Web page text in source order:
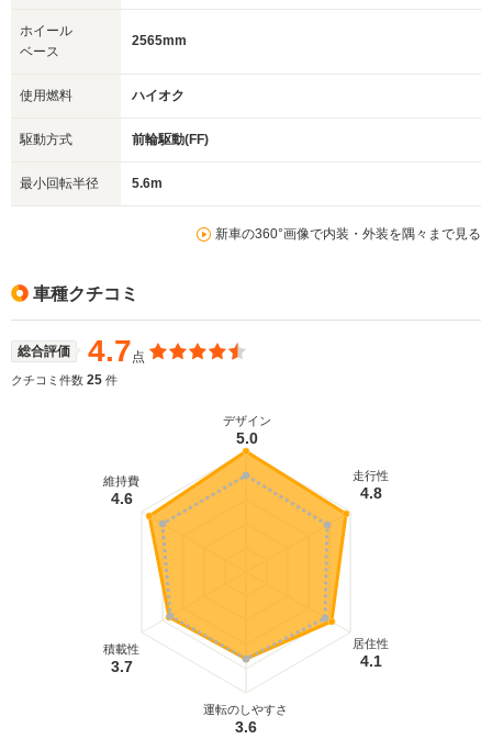
ホイール
ベース
2565mm
使用燃料 ハイオク
駆動方式 前輪駆動(FF)
最小回転半径 5.6m
新車の360°画像で内装・外装を隅々まで見る
車種クチコミ
総合評価 4.7点
クチコミ件数 25 件
デザイン
5.0
走行性
4.8
居住性
4.1
運転のしやすさ
3.6
積載性
3.7
維持費
4.6